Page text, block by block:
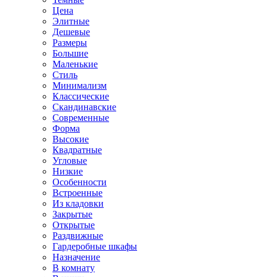
Цена
Элитные
Дешевые
Размеры
Большие
Маленькие
Стиль
Минимализм
Классические
Скандинавские
Современные
Форма
Высокие
Квадратные
Угловые
Низкие
Особенности
Встроенные
Из кладовки
Закрытые
Открытые
Раздвижные
Гардеробные шкафы
Назначение
В комнату